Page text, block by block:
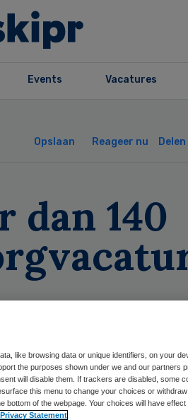
Events Vacatures
Opslaan Reageer nu Delen
dan 140
2019,10:34 419 keer gelezen
like browsing data or unique identifiers, on your
the purposes shown under we and our partners
will disable them. If trackers are disabled, some
this menu to change your choices or
bottom of the webpage. Your choices will have effect
Privacy Statement